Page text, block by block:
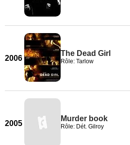
2006
The Dead Girl
Rôle: Tarlow
2005
Murder book
Rôle: Dét. Gilroy